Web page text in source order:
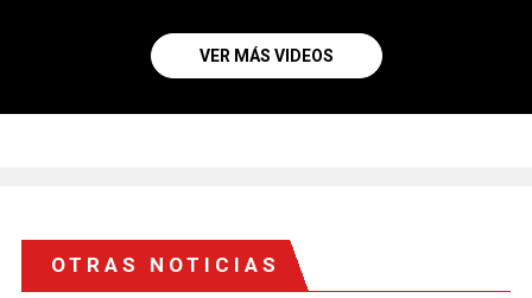
VER MÁS VIDEOS
OTRAS NOTICIAS